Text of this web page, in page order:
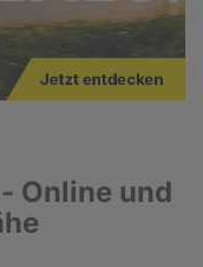
Online und